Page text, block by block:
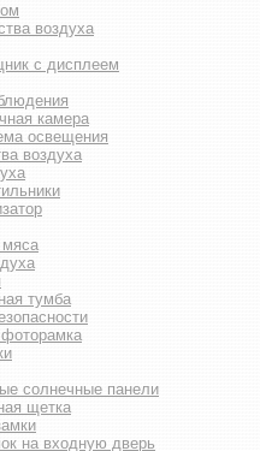
воздуха
с дисплеем
камера
освещения
воздуха
тумба
солнечные панели
щетка
на входную дверь